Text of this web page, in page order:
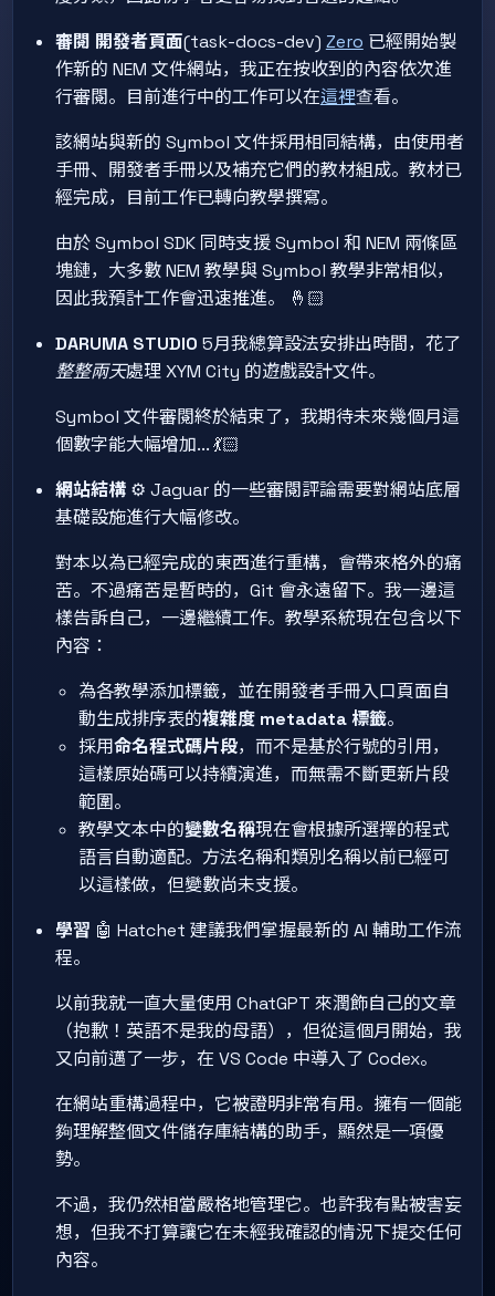
審閱 開發者頁面(task-docs-dev) Zero 已經開始製
作新的 NEM 文件網站，我正在按收到的內容依次進
行審閱。目前進行中的工作可以在這裡查看。
該網站與新的 Symbol 文件採用相同結構，由使用者
手冊、開發者手冊以及補充它們的教材組成。教材已
經完成，目前工作已轉向教學撰寫。
由於 Symbol SDK 同時支援 Symbol 和 NEM 兩條區
塊鏈，大多數 NEM 教學與 Symbol 教學非常相似，
因此我預計工作會迅速推進。 🤞🏻
DARUMA STUDIO 5月我總算設法安排出時間，花了
整整兩天處理 XYM City 的遊戲設計文件。
Symbol 文件審閱終於結束了，我期待未來幾個月這
個數字能大幅增加... 💃🏻
網站結構⚙️ Jaguar 的一些審閱評論需要對網站底層
基礎設施進行大幅修改。
對本以為已經完成的東西進行重構，會帶來格外的痛
苦。不過痛苦是暫時的，Git 會永遠留下。我一邊這
樣告訴自己，一邊繼續工作。教學系統現在包含以下
內容：
為各教學添加標籤，並在開發者手冊入口頁面自
動生成排序表的複雜度 metadata 標籤。
採用命名程式碼片段，而不是基於行號的引用，
這樣原始碼可以持續演進，而無需不斷更新片段
範圍。
教學文本中的變數名稱現在會根據所選擇的程式
語言自動適配。方法名稱和類別名稱以前已經可
以這樣做，但變數尚未支援。
學習 🤖 Hatchet 建議我們掌握最新的 AI 輔助工作流
程。
以前我就一直大量使用 ChatGPT 來潤飾自己的文章
（抱歉！英語不是我的母語），但從這個月開始，我
又向前邁了一步，在 VS Code 中導入了 Codex。
在網站重構過程中，它被證明非常有用。擁有一個能
夠理解整個文件儲存庫結構的助手，顯然是一項優
勢。
不過，我仍然相當嚴格地管理它。也許我有點被害妄
想，但我不打算讓它在未經我確認的情況下提交任何
內容。